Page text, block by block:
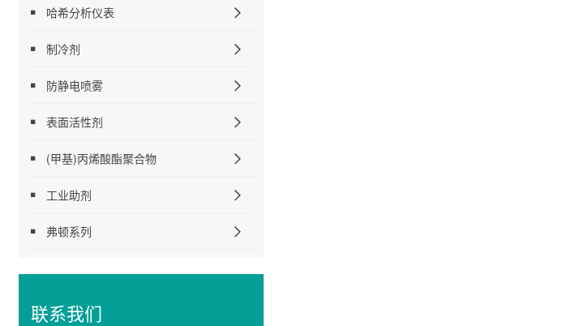
哈希分析仪表
制冷剂
防静电喷雾
表面活性剂
(甲基)丙烯酸酯聚合物
工业助剂
弗顿系列
联系我们